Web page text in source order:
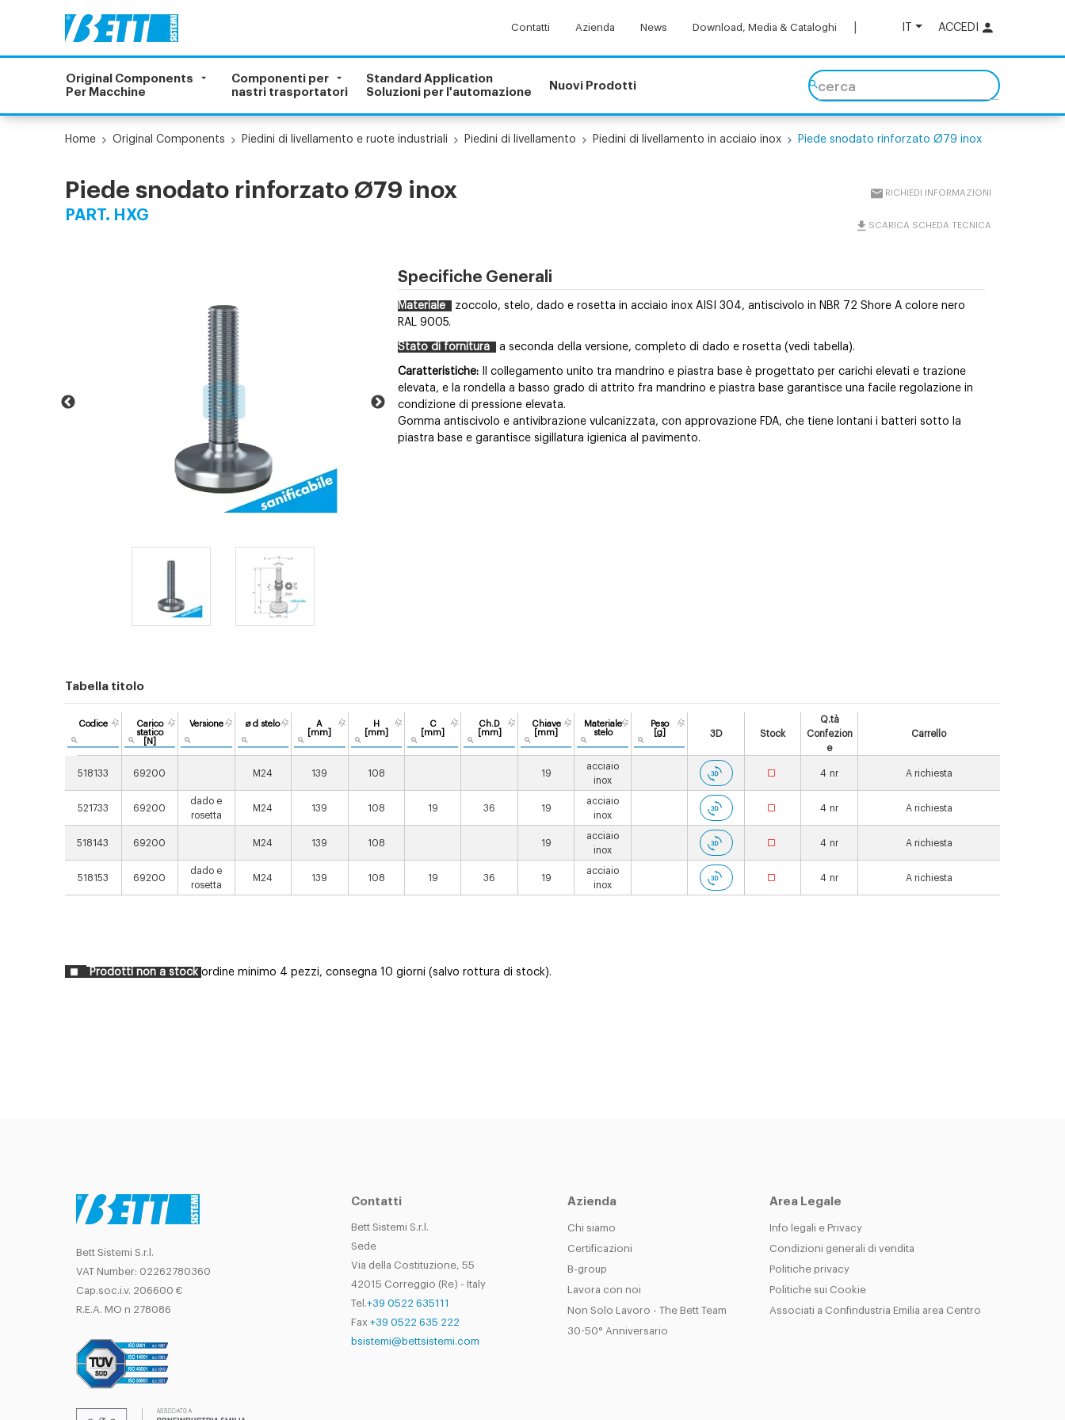
ACCEDI
Contatti Azienda News Download, Media & Cataloghi
Original Components
Per Macchine
Componenti per
nastri trasportatori
Standard Application
Soluzioni per l'automazione
Nuovi Prodotti cerca
Home Original Components Piedini di livellamento e ruote industriali Piedini di livellamento Piedini di livellamento in acciaio inox Piede snodato rinforzato Ø79 inox
Piede snodato rinforzato Ø79 inox
PART. HXG
RICHIEDI INFORMAZIONI
SCARICA SCHEDA TECNICA
Specifiche Generali
Materiale
zoccolo, stelo, dado e rosetta in acciaio inox AISI 304, antiscivolo in NBR 72 Shore A colore nero
RAL 9005.
Stato di fornitura a seconda della versione, completo di dado e rosetta (vedi tabella).
Caratteristiche:Il collegamento unito tra mandrino e piastra base è progettato per carichi elevati e trazione
elevata, e la rondella a basso grado di attrito fra mandrino e piastra base garantisce una facile regolazione in
condizione di pressione elevata.
Gomma antiscivolo e antivibrazione vulcanizzata, con approvazione FDA, che tiene lontani i batteri sotto la
piastra base e garantisce sigillatura igienica al pavimento.
Tabella titolo
Codice
Carico
statico
[N]
Versione ø d stelo
A
[mm]
H
[mm]
C
[mm]
Ch.D
[mm]
Chiave
[mm]
Materiale
stelo
Peso
[g]
3D Stock
Q.tà
Confezion
e
Carrello
518133 69200 M24 139 108 19
acciaio
inox
4 nr A richiesta
521733 69200
dado e
rosetta
M24 139 108 19 36 19
acciaio
inox
4 nr A richiesta
518143 69200 M24 139 108 19
acciaio
inox
4 nr A richiesta
518153 69200
dado e
rosetta
M24 139 108 19 36 19
acciaio
inox
4 nr A richiesta
Prodotti non a stockordine minimo 4 pezzi, consegna 10 giorni (salvo rottura di stock).
Bett Sistemi S.r.l.
VAT Number: 02262780360
Cap.soc.i.v. 206600 €
R.E.A. MO n 278086
Contatti
Bett Sistemi S.r.l.
Sede
Via della Costituzione, 55
42015 Correggio (Re) - Italy
Tel.+39 0522 635111
Fax +39 0522 635 222
bsistemi@bettsistemi.com
Azienda
Chi siamo
Certificazioni
B-group
Lavora con noi
Non Solo Lavoro - The Bett Team
30-50° Anniversario
Area Legale
Info legali e Privacy
Condizioni generali di vendita
Politiche privacy
Politiche sui Cookie
Associati a Confindustria Emilia area Centro